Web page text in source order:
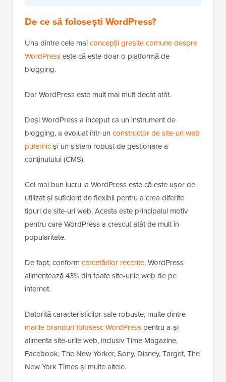
De ce să folosești WordPress?
Una dintre cele maiconcepții greșite comune despre
WordPresseste că este doar o platformă de
blogging.
Dar WordPress este mult mai mult decât atât.
Deși WordPress a început ca un instrument de
blogging, a evoluat într-un constructor de site-uri web
puternicși un sistem robust de gestionare a
conținutului (CMS).
Cel mai bun lucru la WordPress este că este ușor de
utilizat și suficient de flexibil pentru a crea diferite
tipuri de site-uri web. Acesta este principalul motiv
pentru care WordPress a crescut atât de mult în
popularitate.
De fapt, conform cercetărilor recente, WordPress
alimentează 43% din toate site-urile web de pe
internet.
Datorită caracteristicilor sale robuste, multe dintre
marile branduri folosesc WordPress pentru a-și
alimenta site-urile web, inclusiv Time Magazine,
Facebook, The New Yorker, Sony, Disney, Target, The
New York Times și multe altele.